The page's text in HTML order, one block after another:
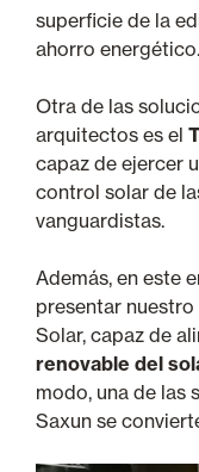
superficie de la
ahorro energético.
Otra de las
arquitectos es el
capaz de ejercer
control solar de
vanguardistas.
Además, en este
presentar
Solar, capaz de
renovable del
modo, una de las
Saxun se